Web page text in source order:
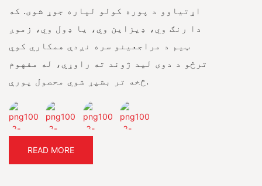
اړتیاوو د پوره کولو لپاره جوړ شوی. که
دا رنګ وي، ډیزاین وي، یا ډول وي، زموږ
ټیم د مراجعینو سره نږدې همکاري کوي
ترڅو د دوی لید ژوند ته راوړي، له مفهوم
څخه تر بشپړ شوي محصول پورې.
READ MORE